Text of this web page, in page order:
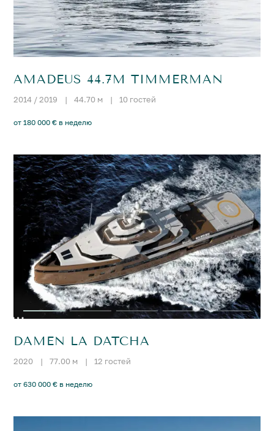
AMADEUS 44.7M TIMMERMAN
2014 / 2019 | 44.70 м | 10 гостей
от 180 000 € в неделю
DAMEN LA DATCHA
2020 | 77.00 м | 12 гостей
от 630 000 € в неделю